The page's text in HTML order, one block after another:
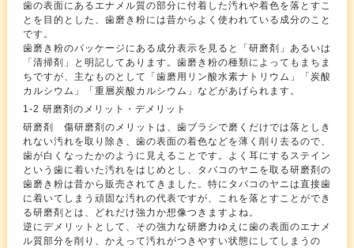
歯の表面にあるエナメル質の部分に付着した汚れや着色を落とすこ
とを目的とした、歯磨き粉には昔からよく使われている成分のこと
です。
歯磨き粉のパッケージにある成分表示を見ると「研磨剤」あるいは
「清掃剤」と明記してあります。歯磨き粉の種類によってもまちま
ちですが、主なものとして「歯磨用リン酸水素ナトリウム」「炭酸
カルシウム」「重層炭酸カルシウム」などがあげられます。
1-2 研磨剤のメリット・デメリット
研磨剤 傷研磨剤のメリットは、歯ブラシで磨くだけでは落としき
れない汚れを取り除き、歯の表面の着色などを薄く削り去るので、
歯が白くなったかのように見えることです。よく耳にするステイン
という歯に着いた汚れをはじめとし、タバコのヤニを取る研磨剤の
歯磨き粉は昔から販売されてきました。特にタバコのヤニは直接歯
に着いてしまう頑固な汚れの代表ですが、これを落とすことができ
る研磨剤とは、どれだけ強力か想像つきますよね。
逆にデメリットとして、その強力な研磨力ゆえに歯の表面のエナメ
ル質部分を削り、かえって汚れがつきやすい状態にしてしまうの